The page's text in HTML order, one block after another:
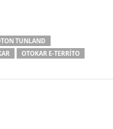
TUNLAND
OTOKAR E-TERRITO